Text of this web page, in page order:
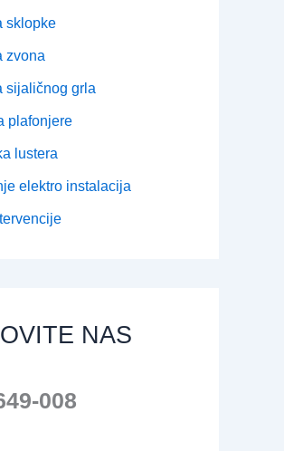
sklopke
zvona
sijaličnog grla
plafonjere
lustera
elektro instalacija
NAS
008